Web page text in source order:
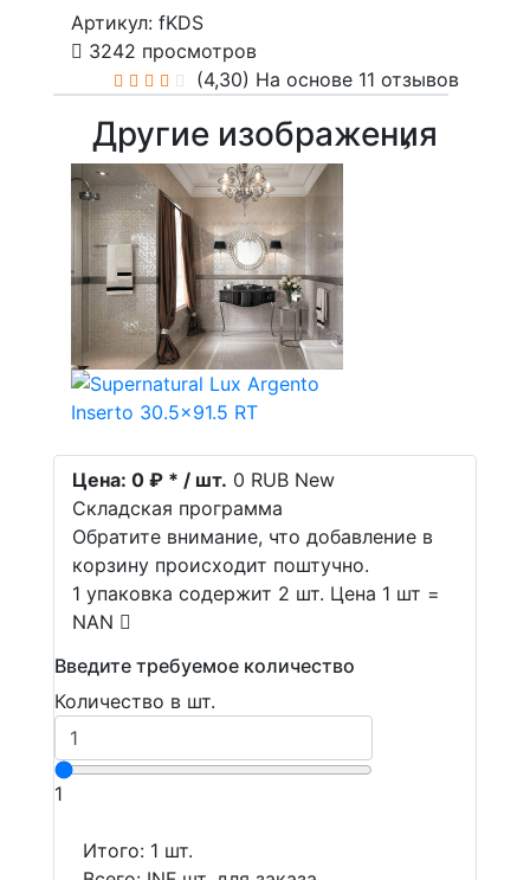
Артикул: fKDS
3242 просмотров
(4,30) На основе 11 отзывов
Другие изображения
Цена: 0 ₽ * / шт. 0 RUB New
Складская программа
Обратите внимание, что добавление в
корзину происходит поштучно.
1 упаковка содержит 2 шт. Цена 1 шт =
NAN
Введите требуемое количество
Количество в шт.
1
Итого: 1 шт.